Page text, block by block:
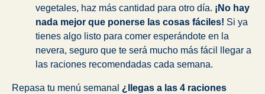
vegetales, haz más cantidad para otro día. ¡No hay
nada mejor que ponerse las cosas fáciles! Si ya
tienes algo listo para comer esperándote en la
nevera, seguro que te será mucho más fácil llegar a
las raciones recomendadas cada semana.
Repasa tu menú semanal ¿llegas a las 4 raciones